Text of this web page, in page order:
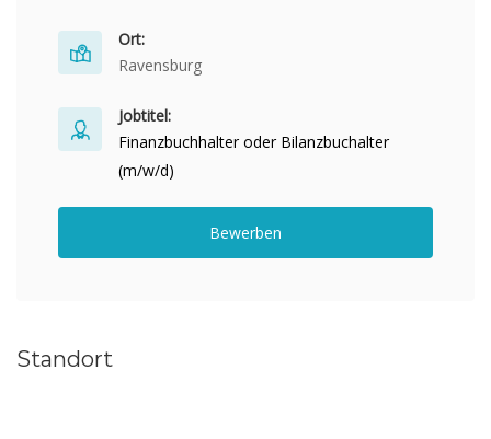
Ort:
Ravensburg
Jobtitel:
Finanzbuchhalter oder Bilanzbuchalter
(m/w/d)
Bewerben
Standort